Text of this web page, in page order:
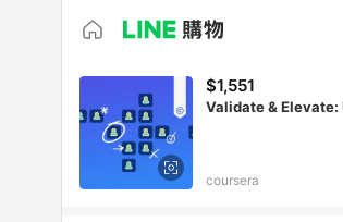
$1,551
Validate &
coursera